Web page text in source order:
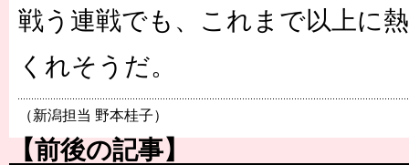
戦う連戦でも、これまで以上に
くれそうだ。
（新潟担当 野本桂子）
【前後の記事】